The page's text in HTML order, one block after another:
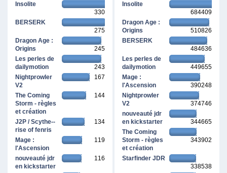
Insolite
330
BERSERK
275
Dragon Age :
Origins
245
Les perles de
dailymotion
243
Nightprowler
V2
167
The Coming
Storm - règles
et création
144
J2P / Scythe--
rise of fenris
134
Mage :
l'Ascension
119
nouveauté jdr
en kickstarter
116
Insolite
684409
Dragon Age :
Origins
510826
BERSERK
484636
Les perles de
dailymotion
449655
Mage :
l'Ascension
390248
Nightprowler
V2
374746
nouveauté jdr
en kickstarter
344665
The Coming
Storm - règles
et création
343902
Starfinder JDR
338538